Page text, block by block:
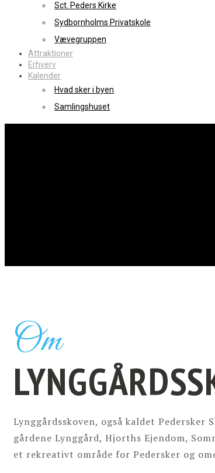
Sct. Peders Kirke
Sydbornholms Privatskole
Vævegruppen
Attraktioner
Erhverv
Kalender
Hvad sker i byen
Samlingshuset
Om
Lynggårdsskoven, også kaldet
gårdene Lynggård, Hjorths Ejendom,
et rekreativt område for Pedersker og